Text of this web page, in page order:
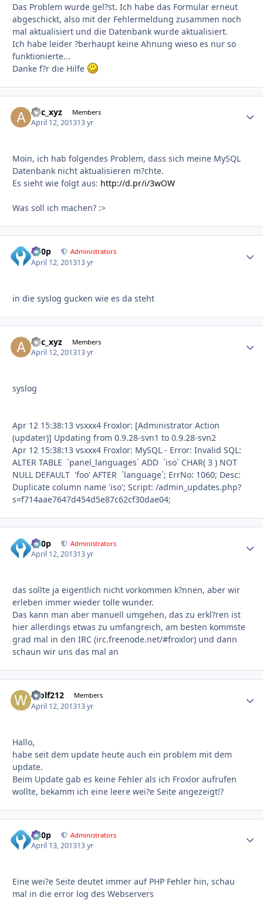
Das Problem wurde gel?st. Ich habe das Formular erneut
abgeschickt, also mit der Fehlermeldung zusammen noch
mal aktualisiert und die Datenbank wurde aktualisiert.
Ich habe leider ?berhaupt keine Ahnung wieso es nur so
funktionierte...
Danke f?r die Hilfe
abc_xyz Members
April 12, 201313 yr
Moin, ich hab folgendes Problem, dass sich meine MySQL
Datenbank nicht aktualisieren m?chte.
Es sieht wie folgt aus: http://d.pr/i/3wOW
Was soll ich machen? :>
d00p Administrators
April 12, 201313 yr
in die syslog gucken wie es da steht
abc_xyz Members
April 12, 201313 yr
syslog
Apr 12 15:38:13 vsxxx4 Froxlor: [Administrator Action
(updater)] Updating from 0.9.28-svn1 to 0.9.28-svn2
Apr 12 15:38:13 vsxxx4 Froxlor: MySQL - Error: Invalid SQL:
ALTER TABLE `panel_languages` ADD `iso` CHAR( 3 ) NOT
NULL DEFAULT 'foo' AFTER `language`; ErrNo: 1060; Desc:
Duplicate column name 'iso'; Script: /admin_updates.php?
s=f714aae7647d454d5e87c62cf30dae04;
d00p Administrators
April 12, 201313 yr
das sollte ja eigentlich nicht vorkommen k?nnen, aber wir
erleben immer wieder tolle wunder.
Das kann man aber manuell umgehen, das zu erkl?ren ist
hier allerdings etwas zu umfangreich, am besten kommste
grad mal in den IRC (irc.freenode.net/#froxlor) und dann
schaun wir uns das mal an
Wolf212 Members
April 12, 201313 yr
Hallo,
habe seit dem update heute auch ein problem mit dem
update.
Beim Update gab es keine Fehler als ich Froxlor aufrufen
wollte, bekamm ich eine leere wei?e Seite angezeigt!?
d00p Administrators
April 13, 201313 yr
Eine wei?e Seite deutet immer auf PHP Fehler hin, schau
mal in die error log des Webservers